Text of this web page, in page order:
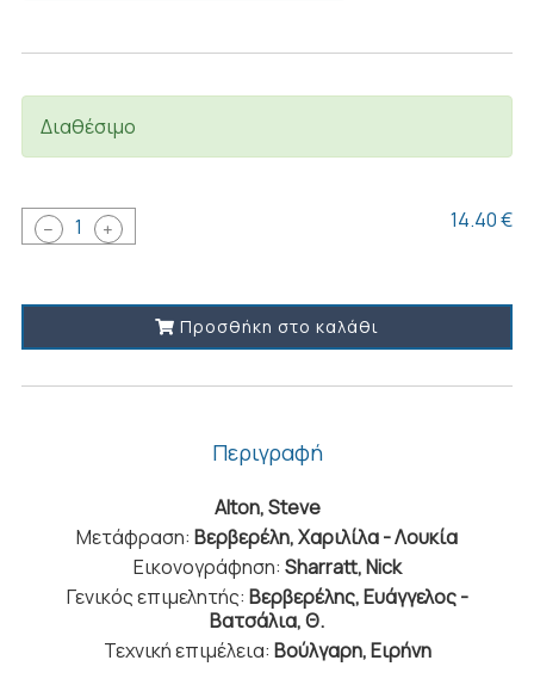
Διαθέσιμο
1 14.40 €
Προσθήκη στο καλάθι
Περιγραφή
Alton, Steve
Μετάφραση: Βερβερέλη, Χαριλίλα - Λουκία
Εικονογράφηση: Sharratt, Nick
Γενικός επιμελητής: Βερβερέλης, Ευάγγελος -
Βατσάλια, Θ.
Τεχνική επιμέλεια: Βούλγαρη, Ειρήνη